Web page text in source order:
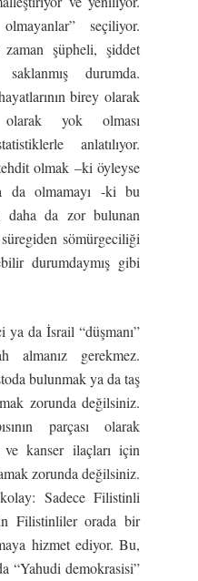
seçiliyor.
şüpheli, şiddet
durumda.
birey olarak
yok olması
anlatılıyor.
olmak –ki öyleyse
da olmamayı -ki bu
daha da zor bulunan
süregiden sömürgeciliği
durumdaymış gibi
ya da İsrail “düşmanı”
gerekmez.
bulunmak ya da taş
zorunda değilsiniz.
parçası olarak
kanser ilaçları için
zorunda değilsiniz.
Sadece Filistinli
Filistinliler orada bir
hizmet ediyor. Bu,
“Yahudi demokrasisi”